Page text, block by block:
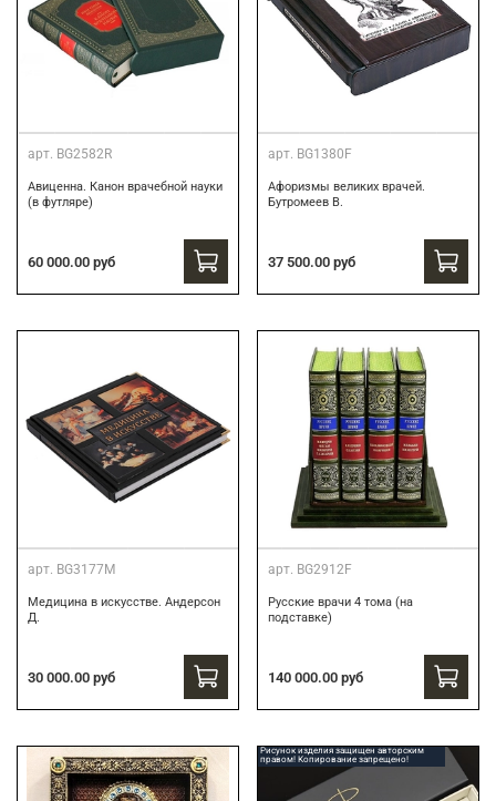
арт. BG2582R
Авиценна. Канон врачебной науки
(в футляре)
60 000.00 руб
арт. BG1380F
Афоризмы великих врачей.
Бутромеев В.
37 500.00 руб
арт. BG3177M
Медицина в искусстве. Андерсон
Д.
30 000.00 руб
арт. BG2912F
Русские врачи 4 тома (на
подставке)
140 000.00 руб
Рисунок изделия защищен авторским
правом! Копирование запрещено!